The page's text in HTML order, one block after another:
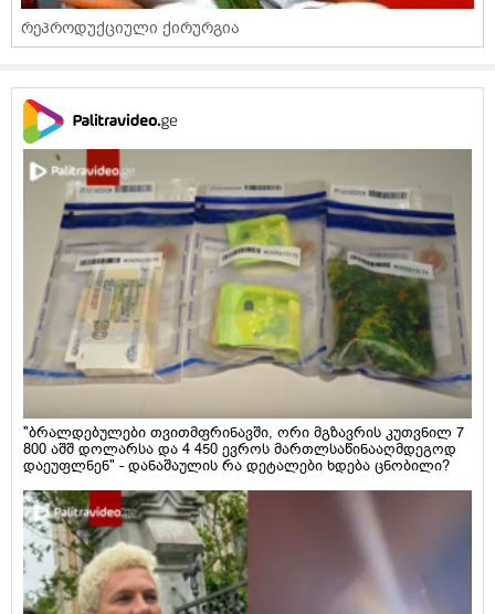
რეპროდუქციული ქირურგია
"ბრალდებულები თვითმფრინავში, ორი მგზავრის კუთვნილ 7
800 აშშ დოლარსა და 4 450 ევროს მართლსაწინააღმდეგოდ
დაეუფლნენ" - დანაშაულის რა დეტალები ხდება ცნობილი?